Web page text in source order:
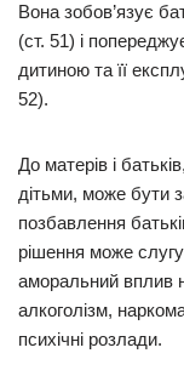
Вона зобов’язує
(ст. 51) і
дитиною та її
52).
До матерів і
дітьми, може бути
позбавлення
рішення може
аморальний вплив
алкоголізм,
психічні розлади.